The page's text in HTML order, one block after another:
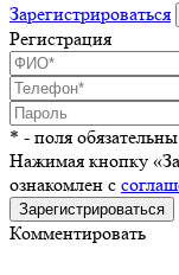
Зарегистрироваться
Регистрация
* - поля
Нажимая кнопку
ознакомлен с
Зарегистрироваться
Комментировать